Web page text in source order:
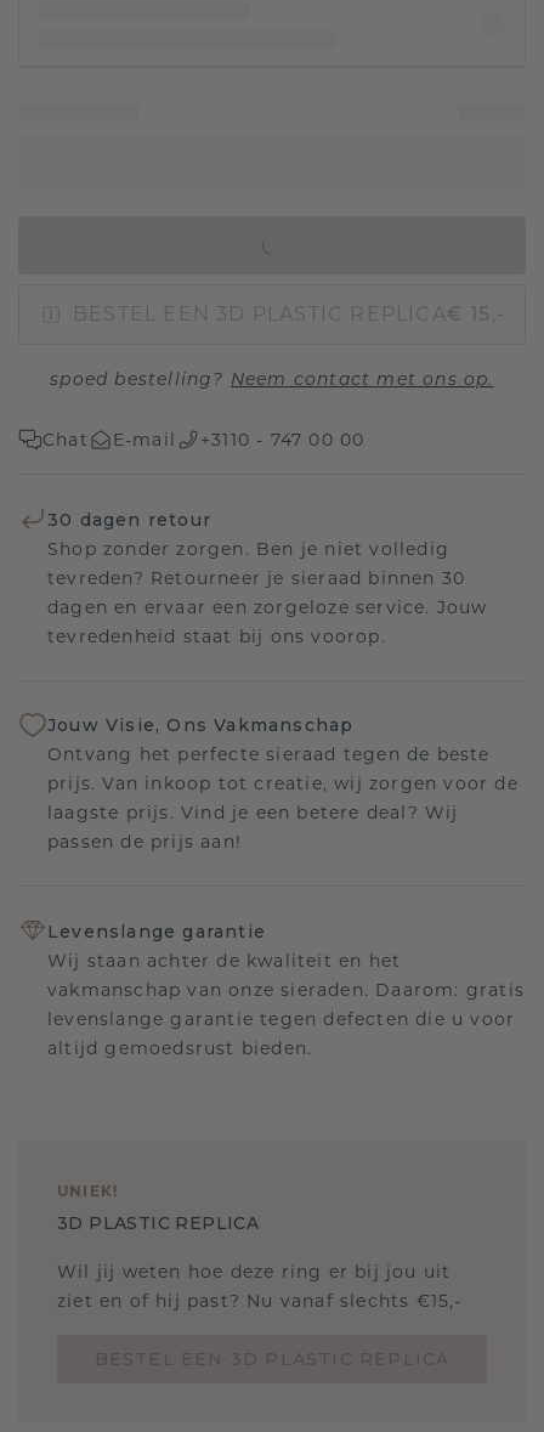
BESTEL EEN 3D PLASTIC REPLICA€ 15,-
spoed bestelling? Neem contact met ons op.
Chat E-mail +3110 - 747 00 00
30 dagen retour
Shop zonder zorgen. Ben je niet volledig
tevreden? Retourneer je sieraad binnen 30
dagen en ervaar een zorgeloze service. Jouw
tevredenheid staat bij ons voorop.
Jouw Visie, Ons Vakmanschap
Ontvang het perfecte sieraad tegen de beste
prijs. Van inkoop tot creatie, wij zorgen voor de
laagste prijs. Vind je een betere deal? Wij
passen de prijs aan!
Levenslange garantie
Wij staan achter de kwaliteit en het
vakmanschap van onze sieraden. Daarom: gratis
levenslange garantie tegen defecten die u voor
altijd gemoedsrust bieden.
UNIEK!
3D PLASTIC REPLICA
Wil jij weten hoe deze ring er bij jou uit
ziet en of hij past? Nu vanaf slechts €15,-